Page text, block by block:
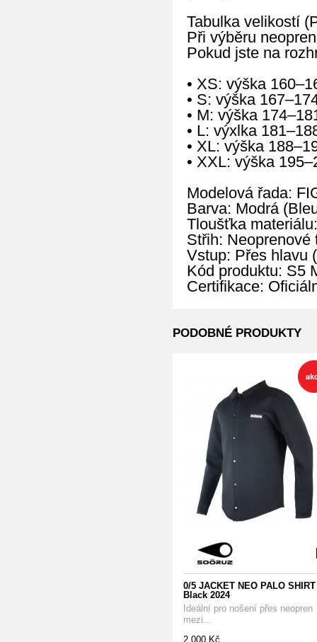
Tabulka velikostí
Při výběru
Pokud jste na
• XS: výška
• S: výška
• M: výška
• L: výxlka
• XL: výška
• XXL: výška
Modelová řada:
Barva: Modrá
Tloušťka
Střih: Neoprenové
Vstup: Přes hlavu
Kód produktu: S5
Certifikace:
PODOBNÉ PRODUKTY
0/5 JACKET NEO PALO SHIRT
Black 2024
Ideální pro nošení přes neopren
mezi...
2 000 Kč